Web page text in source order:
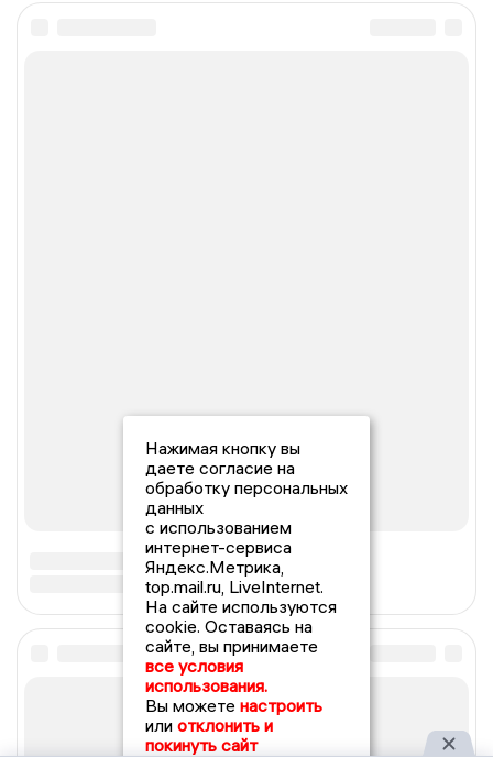
Нажимая кнопку вы
даете согласие на
обработку персональных
данных
с использованием
интернет-сервиса
Яндекс.Метрика,
top.mail.ru, LiveInternet.
На сайте используются
cookie. Оставаясь на
сайте, вы принимаете
все условия
использования.
Вы можете настроить
или отклонить и
покинуть сайт